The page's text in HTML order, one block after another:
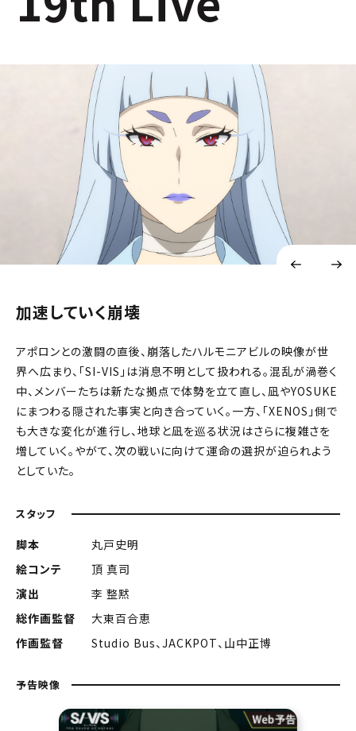
加速していく崩壊
アポロンとの激闘の直後、崩落したハルモニアビルの映像が世
界へ広まり、「SI-VIS」は消息不明として扱われる。混乱が渦巻く
中、メンバーたちは新たな拠点で体勢を立て直し、凪やYOSUKE
にまつわる隠された事実と向き合っていく。一方、「XENOS」側で
も大きな変化が進行し、地球と凪を巡る状況はさらに複雑さを
増していく。やがて、次の戦いに向けて運命の選択が迫られよう
としていた。
スタッフ
脚本
丸戸史明
絵コンテ
頂 真司
演出
李 整黙
総作画監督
大東百合恵
作画監督
Studio Bus、JACKPOT、山中正博
予告映像